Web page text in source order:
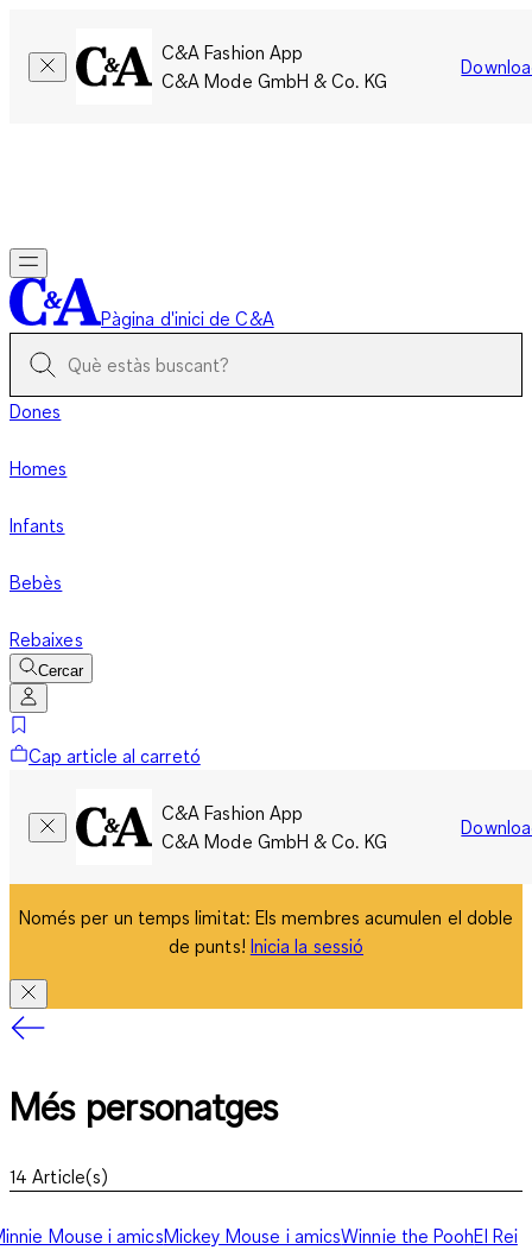
C&A Fashion App
C&A Mode GmbH & Co. KG
Pàgina d'inici de C&A
Dones
Homes
Infants
Bebès
Rebaixes
Cercar
Cap article al carretó
C&A Fashion App
C&A Mode GmbH & Co. KG
Només per un temps limitat: Els membres acumulen el doble
de punts! Inicia la sessió
Més personatges
14 Article(s)
Mouse i amicsMickey Mouse i amicsWinnie the PoohEl Rei